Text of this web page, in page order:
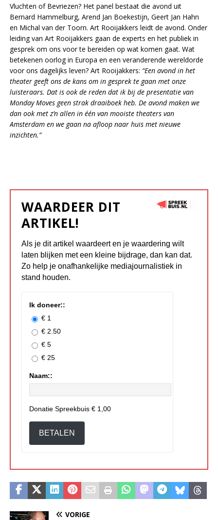
Vluchten of Bevriezen? Het panel bestaat die avond uit
Bernard Hammelburg, Arend Jan Boekestijn, Geert Jan Hahn
en Michal van der Toorn. Art Rooijakkers leidt de avond. Onder
leiding van Art Rooijakkers gaan de experts en het publiek in
gesprek om ons voor te bereiden op wat komen gaat. Wat
betekenen oorlog in Europa en een veranderende wereldorde
voor ons dagelijks leven? Art Rooijakkers: “Een avond in het
theater geeft ons de kans om in gesprek te gaan met onze
luisteraars. Dat is ook de reden dat ik bij de presentatie van
Monday Moves geen strak draaiboek heb. De avond maken we
dan ook met z’n allen in één van mooiste theaters van
Amsterdam en we gaan na afloop naar huis met nieuwe
inzichten.”
WAARDEER DIT
ARTIKEL!
Als je dit artikel waardeert en je waardering wilt
laten blijken met een kleine bijdrage, dan kan dat.
Zo help je onafhankelijke mediajournalistiek in
stand houden.
Ik doneer::
€ 1
€ 2.50
€ 5
€ 25
Naam::
Donatie Spreekbuis € 1,00
BETALEN
VORIGE